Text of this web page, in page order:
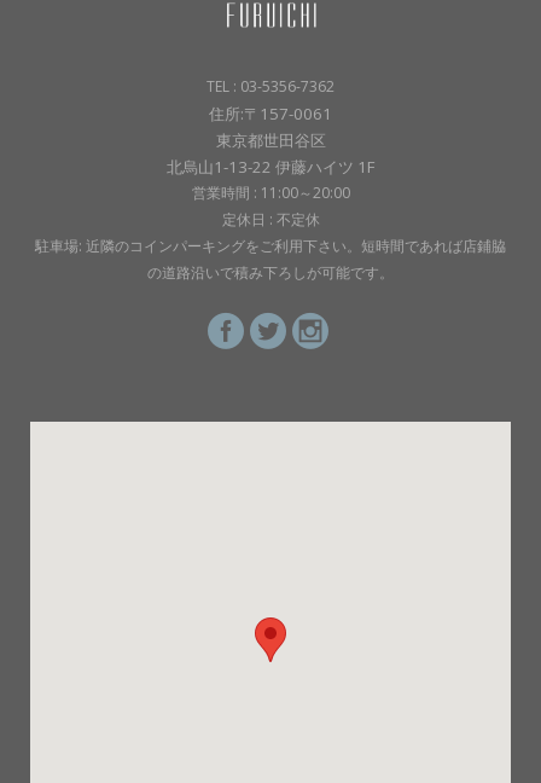
TEL : 03-5356-7362
住所:〒157-0061
東京都世田谷区
北烏山1-13-22 伊藤ハイツ 1F
営業時間 : 11:00～20:00
定休日 : 不定休
駐車場: 近隣のコインパーキングをご利用下さい。短時間であれば店鋪脇
の道路沿いで積み下ろしが可能です。